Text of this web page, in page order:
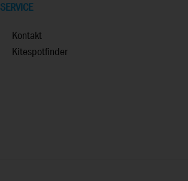
SERVICE
Kontakt
Kitespotfinder